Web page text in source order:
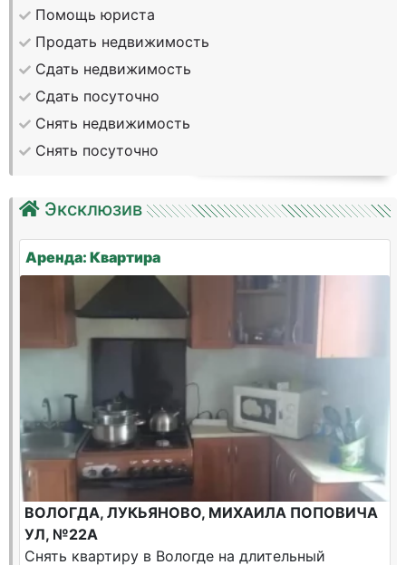
Помощь юриста
Продать недвижимость
Сдать недвижимость
Сдать посуточно
Снять недвижимость
Снять посуточно
Эксклюзив
Аренда: Квартира
ВОЛОГДА, ЛУКЬЯНОВО, МИХАИЛА ПОПОВИЧА
УЛ, №22А
Снять квартиру в Вологде на длительный